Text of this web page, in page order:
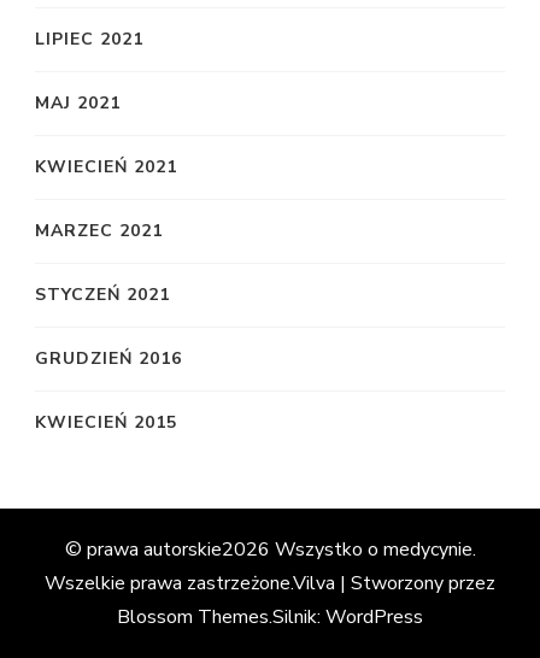
LIPIEC 2021
MAJ 2021
KWIECIEŃ 2021
MARZEC 2021
STYCZEŃ 2021
GRUDZIEŃ 2016
KWIECIEŃ 2015
© prawa autorskie2026 Wszystko o medycynie.
Wszelkie prawa zastrzeżone.Vilva | Stworzony przez
Blossom Themes.Silnik: WordPress